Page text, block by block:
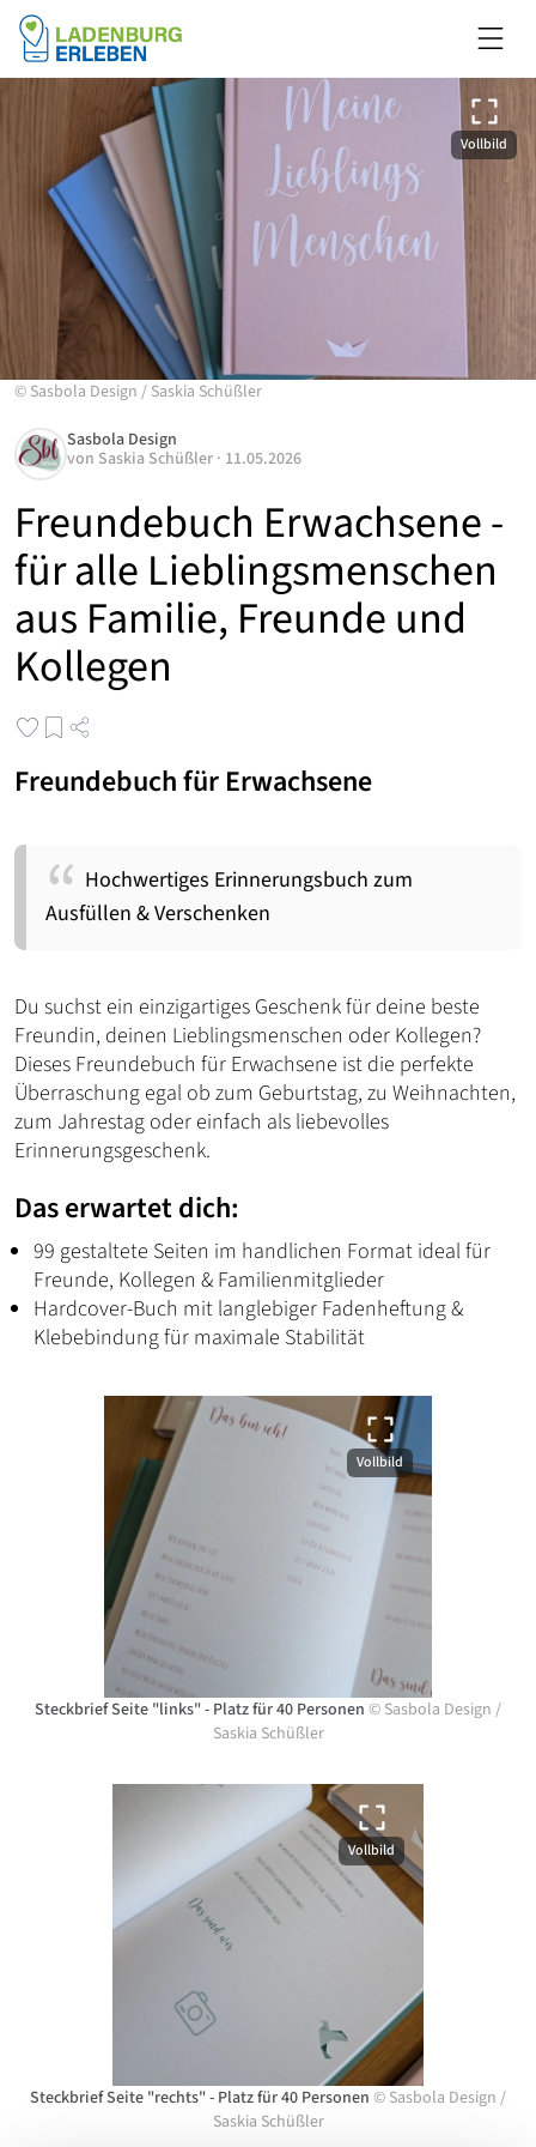
Vollbild
© Sasbola Design / Saskia Schüßler
Freundebuch Erwachsene -
für alle Lieblingsmenschen
aus Familie, Freunde und
Kollegen
Sasbola Design
von Saskia Schüßler · 11.05.2026
Freundebuch für Erwachsene
Hochwertiges Erinnerungsbuch zum
Ausfüllen & Verschenken
Du suchst ein einzigartiges Geschenk für deine beste
Freundin, deinen Lieblingsmenschen oder Kollegen?
Dieses Freundebuch für Erwachsene ist die perfekte
Überraschung egal ob zum Geburtstag, zu Weihnachten,
zum Jahrestag oder einfach als liebevolles
Erinnerungsgeschenk.
Das erwartet dich:
99 gestaltete Seiten im handlichen Format ideal für
Freunde, Kollegen & Familienmitglieder
Hardcover-Buch mit langlebiger Fadenheftung &
Klebebindung für maximale Stabilität
Vollbild
Steckbrief Seite "links" - Platz für 40 Personen © Sasbola Design /
Saskia Schüßler
Vollbild
Steckbrief Seite "rechts" - Platz für 40 Personen © Sasbola Design /
Saskia Schüßler